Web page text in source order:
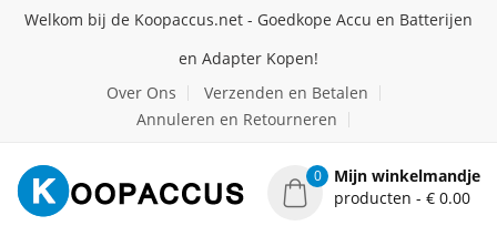
Welkom bij de Koopaccus.net - Goedkope Accu en Batterijen
en Adapter Kopen!
Over Ons
Verzenden en Betalen
Annuleren en Retourneren
0
Mijn winkelmandje
producten - € 0.00